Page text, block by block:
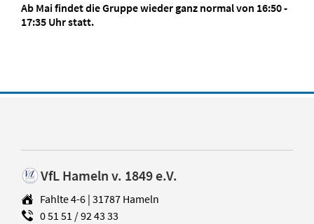
Ab Mai findet die Gruppe wieder ganz normal von 16:50 -
17:35 Uhr statt.
VfL Hameln v. 1849 e.V.
Fahlte 4-6 | 31787 Hameln
0 51 51 / 92 43 33